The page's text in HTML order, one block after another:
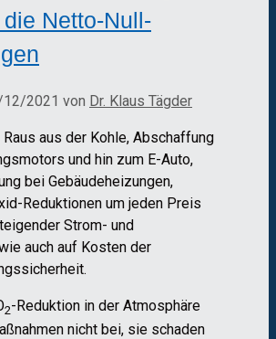
Netto-Null-
2021 von Dr. Klaus Tägder
aus der Kohle, Abschaffung
und hin zum E-Auto,
bei Gebäudeheizungen,
Reduktionen um jeden Preis
Strom- und
auch auf Kosten der
2-Reduktion in der Atmosphäre
nicht bei, sie schaden